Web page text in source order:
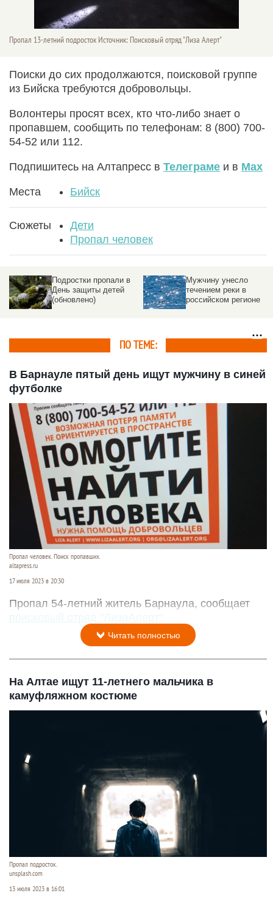
Пропал 13-летний подросток Источник: Поисковый отряд "Лиза Алерт"
Поиски до сих продолжаются, поисковой группе
из Бийска требуются добровольцы.
Волонтеры просят всех, кто что-либо знает о
пропавшем, сообщить по телефонам: 8 (800) 700-
54-52 или 112.
Подпишитесь на Алтапресс в Телеграме и в Max
Места Бийск
Сюжеты
Дети
Пропал человек
Мужчину унесло
течением реки в
российском регионе
Российский школьник
пропал перед
последним звонком,
ПО ТЕМЕ:
В Барнауле пятый день ищут мужчину в синей
футболке
Пропал человек. Поиск пропавших.
altapress.ru
17 июля 2023 в 20:30
Пропал 54-летний житель Барнаула, сообщает
поисковый отряд "ЛизаАлерт"
Читать полностью
На Алтае ищут 11-летнего мальчика в
камуфляжном костюме
Пропал подросток.
unsplash.com
13 июля 2023 в 16:01